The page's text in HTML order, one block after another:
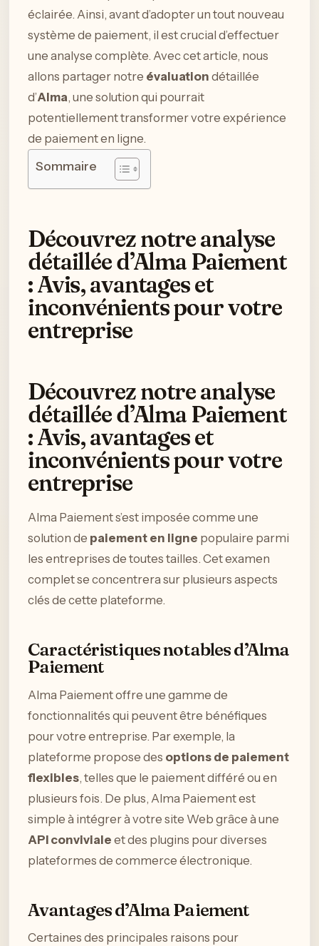
éclairée. Ainsi, avant d’adopter un tout nouveau
système de paiement, il est crucial d’effectuer
une analyse complète. Avec cet article, nous
allons partager notre évaluation détaillée
d’Alma, une solution qui pourrait
potentiellement transformer votre expérience
de paiement en ligne.
Sommaire
Découvrez notre analyse
détaillée d’Alma Paiement
: Avis, avantages et
inconvénients pour votre
entreprise
Découvrez notre analyse
détaillée d’Alma Paiement
: Avis, avantages et
inconvénients pour votre
entreprise
Alma Paiement s’est imposée comme une
solution de paiement en ligne populaire parmi
les entreprises de toutes tailles. Cet examen
complet se concentrera sur plusieurs aspects
clés de cette plateforme.
Caractéristiques notables d’Alma
Paiement
Alma Paiement offre une gamme de
fonctionnalités qui peuvent être bénéfiques
pour votre entreprise. Par exemple, la
plateforme propose des options de paiement
flexibles, telles que le paiement différé ou en
plusieurs fois. De plus, Alma Paiement est
simple à intégrer à votre site Web grâce à une
API conviviale et des plugins pour diverses
plateformes de commerce électronique.
Avantages d’Alma Paiement
Certaines des principales raisons pour